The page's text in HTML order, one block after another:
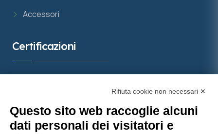
Accessori
Certificazioni
Rifiuta cookie non necessari ✕
Questo sito web raccoglie alcuni
dati personali dei visitatori e